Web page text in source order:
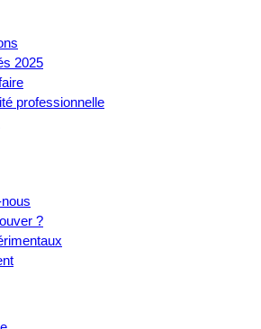
2025
professionnelle
?